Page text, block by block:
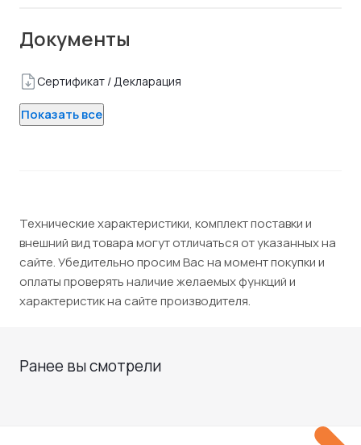
Документы
Сертификат / Декларация
Показать все
Технические характеристики, комплект поставки и
внешний вид товара могут отличаться от указанных на
сайте. Убедительно просим Вас на момент покупки и
оплаты проверять наличие желаемых функций и
характеристик на сайте производителя.
Ранее вы смотрели